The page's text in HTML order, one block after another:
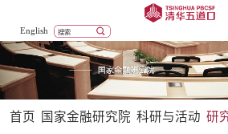
English
首页 国家金融研究院 科研与活动 研